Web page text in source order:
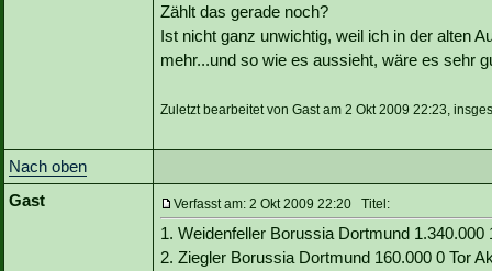
Zählt das gerade noch?
Ist nicht ganz unwichtig, weil ich in der alten
mehr...und so wie es aussieht, wäre es sehr
Zuletzt bearbeitet von Gast am 2 Okt 2009 22:23,
Nach oben
Gast
Verfasst am: 2 Okt 2009 22:20 Titel:
1. Weidenfeller Borussia Dortmund 1.340.000
2. Ziegler Borussia Dortmund 160.000 0 Tor